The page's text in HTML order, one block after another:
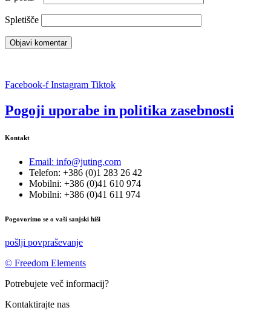
Spletišče
Facebook-f Instagram Tiktok
Pogoji uporabe in politika zasebnosti
Kontakt
Email: info@juting.com
Telefon: +386 (0)1 283 26 42
Mobilni: +386 (0)41 610 974
Mobilni: +386 (0)41 611 974
Pogovorimo se o vaši sanjski hiši
pošlji povpraševanje
© Freedom Elements
Potrebujete več informacij?
Kontaktirajte nas